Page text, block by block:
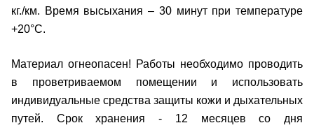
кг./км. Время высыхания – 30 минут при температуре
+20°С.
Материал огнеопасен! Работы необходимо проводить
в проветриваемом помещении и использовать
индивидуальные средства защиты кожи и дыхательных
путей. Срок хранения - 12 месяцев со дня